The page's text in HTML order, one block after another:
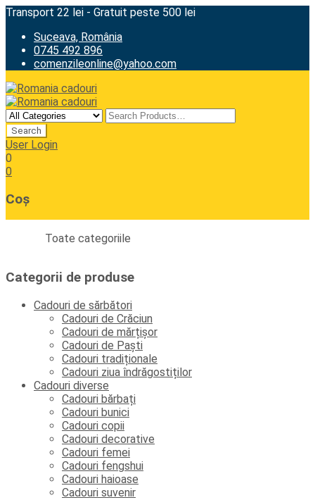
Transport 22 lei - Gratuit peste 500 lei
Suceava, România
0745 492 896
comenzileonline@yahoo.com
User Login
0
0
Coș
Toate categoriile
Categorii de produse
Cadouri de sărbători
Cadouri de Crăciun
Cadouri de mărțișor
Cadouri de Paști
Cadouri tradiționale
Cadouri ziua îndrăgostiților
Cadouri diverse
Cadouri bărbați
Cadouri bunici
Cadouri copii
Cadouri decorative
Cadouri femei
Cadouri fengshui
Cadouri haioase
Cadouri suvenir